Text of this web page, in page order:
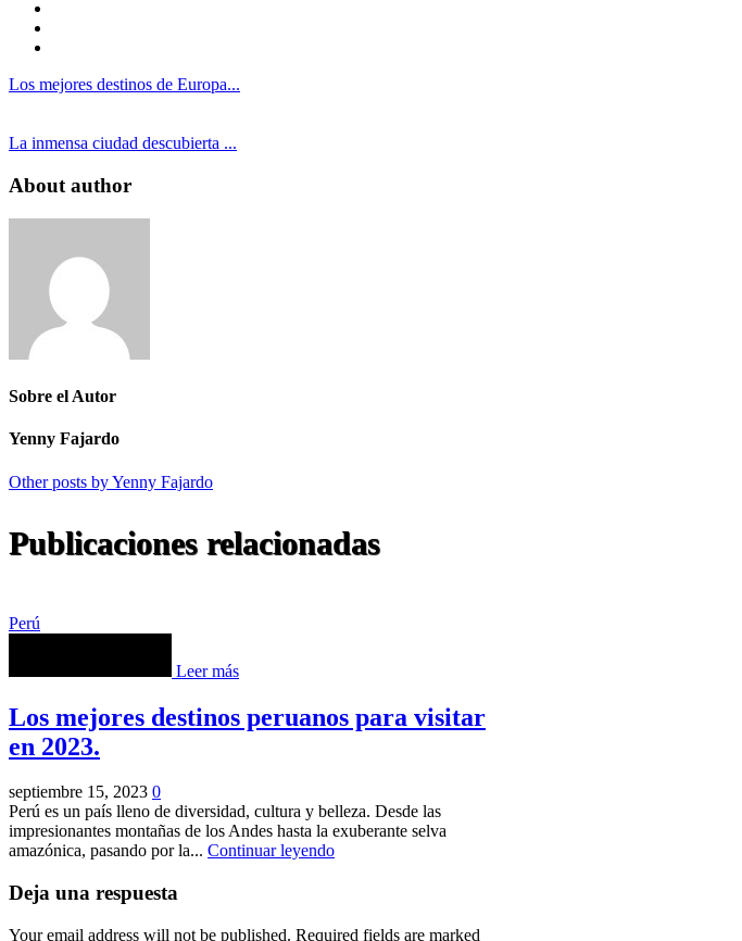
Los mejores destinos de Europa...
La inmensa ciudad descubierta ...
About author
Sobre el Autor
Yenny Fajardo
Other posts by Yenny Fajardo
Publicaciones relacionadas
Perú
Leer más
Los mejores destinos peruanos para visitar
en 2023.
septiembre 15, 2023 0
Perú es un país lleno de diversidad, cultura y belleza. Desde las
impresionantes montañas de los Andes hasta la exuberante selva
amazónica, pasando por la... Continuar leyendo
Deja una respuesta
Your email address will not be published. Required fields are marked